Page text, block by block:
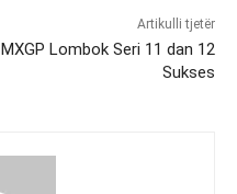
Artikulli tjetër
MXGP Lombok Seri 11 dan 12
Sukses